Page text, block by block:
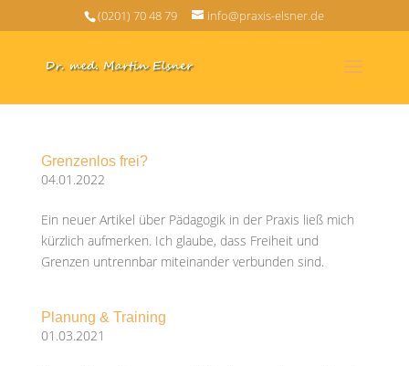
(0201) 70 48 79 info@praxis-elsner.de
Grenzenlos frei?
04.01.2022
Ein neuer Artikel über Pädagogik in der Praxis ließ mich
kürzlich aufmerken. Ich glaube, dass Freiheit und
Grenzen untrennbar miteinander verbunden sind.
Planung & Training
01.03.2021